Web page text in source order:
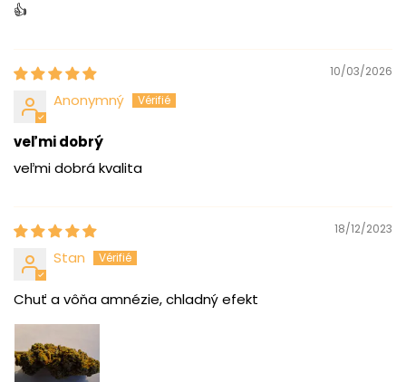
👍
10/03/2026
Anonymný
veľmi dobrý
veľmi dobrá kvalita
18/12/2023
Stan
Chuť a vôňa amnézie, chladný efekt